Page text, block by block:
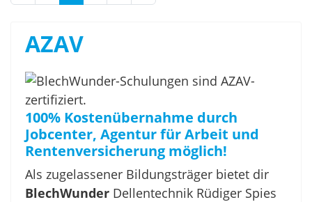
AZAV
100% Kostenübernahme durch
Jobcenter, Agentur für Arbeit und
Rentenversicherung möglich!
Als zugelassener Bildungsträger bietet dir
BlechWunder Dellentechnik Rüdiger Spies